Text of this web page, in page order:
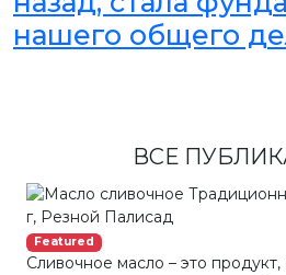
нашего общего
ВСЕ
Featured
Сливочное масло – это